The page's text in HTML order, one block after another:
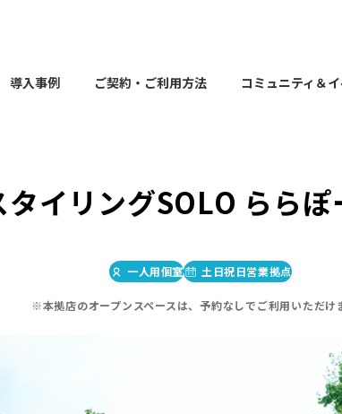
導入事例 ご契約・ご利用方法 コミュニティ＆
イリングSOLO らら
一人用個室 土日祝日営業拠点
※本拠店のオープンスペースは、予約なしでご利用いただけ